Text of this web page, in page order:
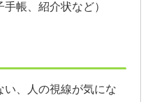
帳、紹介状など）
い、人の視線が気にな